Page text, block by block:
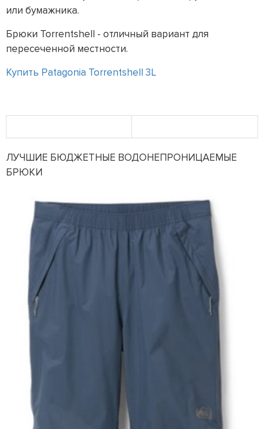
или бумажника.
Брюки Torrentshell - отличный вариант для
пересеченной местности.
Купить Patagonia Torrentshell 3L
ЛУЧШИЕ БЮДЖЕТНЫЕ ВОДОНЕПРОНИЦАЕМЫЕ
БРЮКИ